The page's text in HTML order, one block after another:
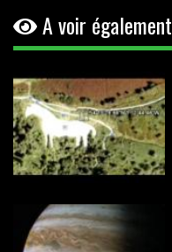
A voir également